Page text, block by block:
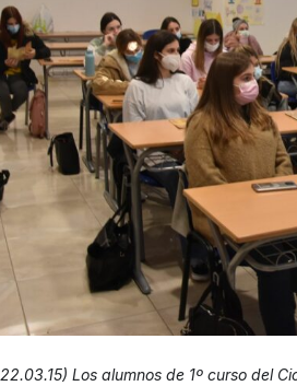
Los alumnos de 1º curso del